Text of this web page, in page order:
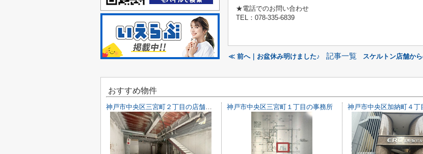
★電話でのお問い合わせ
TEL：078-335-6839
≪ 前へ｜お盆休み明けました♪ 記事一覧 スケルトン店舗か
おすすめ物件
神戸市中央区三宮町１丁目の事務所